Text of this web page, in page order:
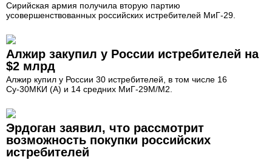
Сирийская армия получила вторую партию
усовершенствованных российских истребителей МиГ-29.
Алжир закупил у России истребителей на
$2 млрд
Алжир купил у России 30 истребителей, в том числе 16
Су-30МКИ (А) и 14 средних МиГ-29М/М2.
Эрдоган заявил, что рассмотрит
возможность покупки российских
истребителей